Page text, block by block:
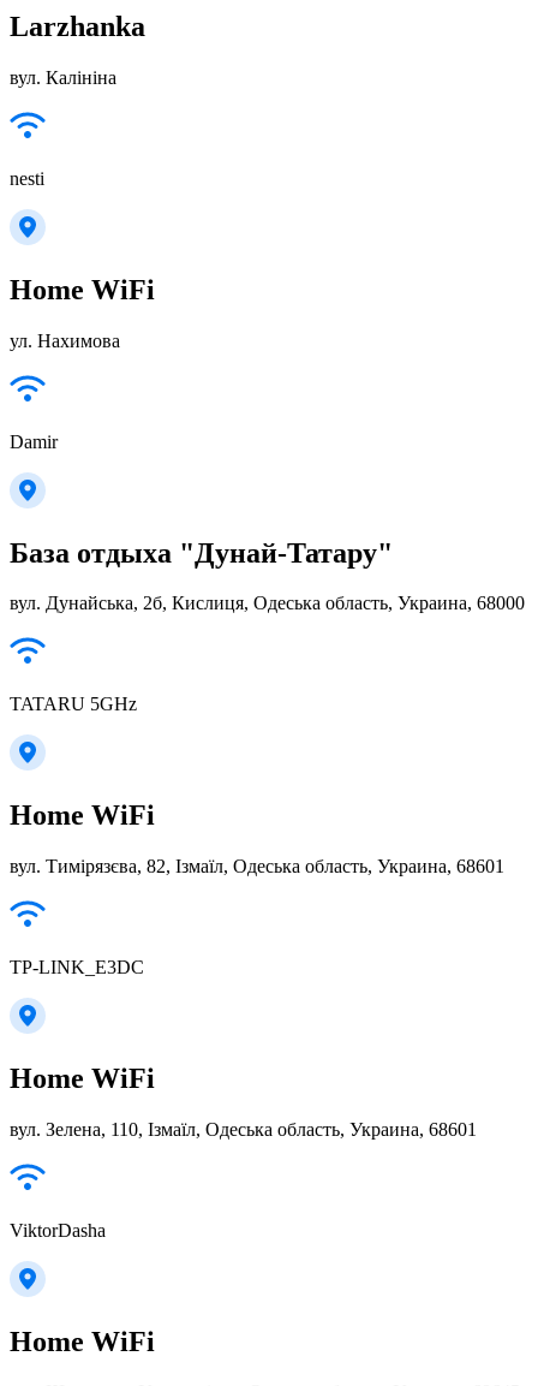
Larzhanka
вул. Калініна
nesti
Home WiFi
ул. Нахимова
Damir
База отдыха "Дунай-Татару"
вул. Дунайська, 2б, Кислиця, Одеська область, Украина, 68000
TATARU 5GHz
Home WiFi
вул. Тимірязєва, 82, Ізмаїл, Одеська область, Украина, 68601
TP-LINK_E3DC
Home WiFi
вул. Зелена, 110, Ізмаїл, Одеська область, Украина, 68601
ViktorDasha
Home WiFi